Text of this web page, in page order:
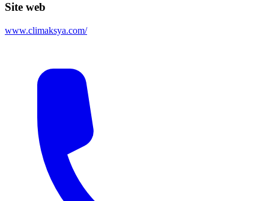
Site web
www.climaksya.com/